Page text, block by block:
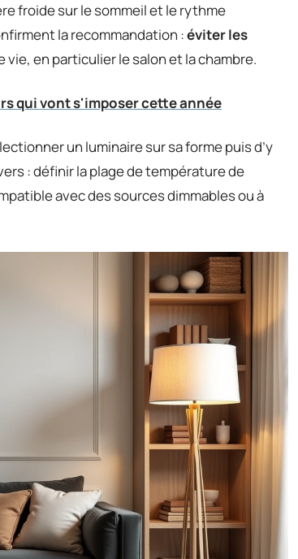
froide sur le sommeil et le rythme
la recommandation :éviter les
vie, en particulier le salon et la chambre.
qui vont s'imposer cette année
un luminaire sur sa forme puis d’y
: définir la plage de température de
avec des sources dimmables ou à